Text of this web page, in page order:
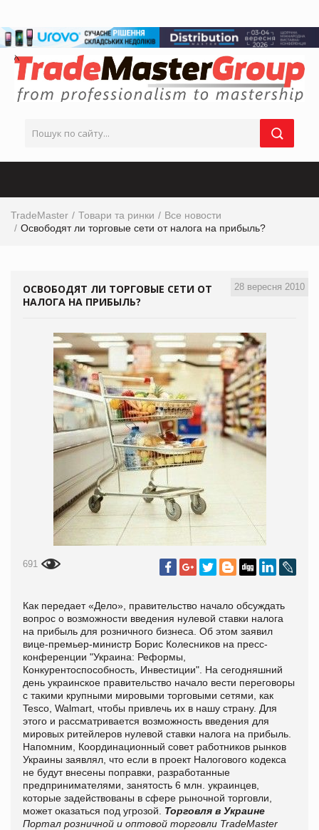
TradeMaster Товари та ринки
Все новости
Освободят ли торговые сети от налога на прибыль?
28 вересня 2010
ОСВОБОДЯТ ЛИ ТОРГОВЫЕ СЕТИ ОТ
НАЛОГА НА ПРИБЫЛЬ?
691
Как передает «Дело», правительство начало обсуждать
вопрос о возможности введения нулевой ставки налога
на прибыль для розничного бизнеса. Об этом заявил
вице-премьер-министр Борис Колесников на пресс-
конференции "Украина: Реформы,
Конкурентоспособность, Инвестиции". На сегодняшний
день украинское правительство начало вести переговоры
с такими крупными мировыми торговыми сетями, как
Tesco, Walmart, чтобы привлечь их в нашу страну. Для
этого и рассматривается возможность введения для
мировых ритейлеров нулевой ставки налога на прибыль.
Напомним, Координационный совет работников рынков
Украины заявлял, что если в проект Налогового кодекса
не будут внесены поправки, разработанные
предпринимателями, занятость 6 млн. украинцев,
которые задействованы в сфере рыночной торговли,
может оказаться под угрозой. Торговля в Украине
Портал розничной и оптовой торговли TradeMaster